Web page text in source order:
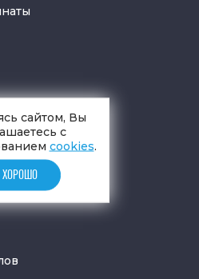
сайтом, Вы
с
cookies.
ХОРОШО